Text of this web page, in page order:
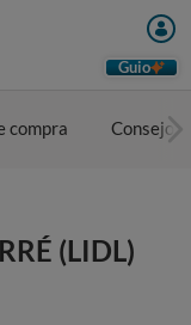
Guio
compra Consejos
(LIDL)